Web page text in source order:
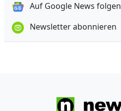
Auf Google News folgen
Newsletter abonnieren